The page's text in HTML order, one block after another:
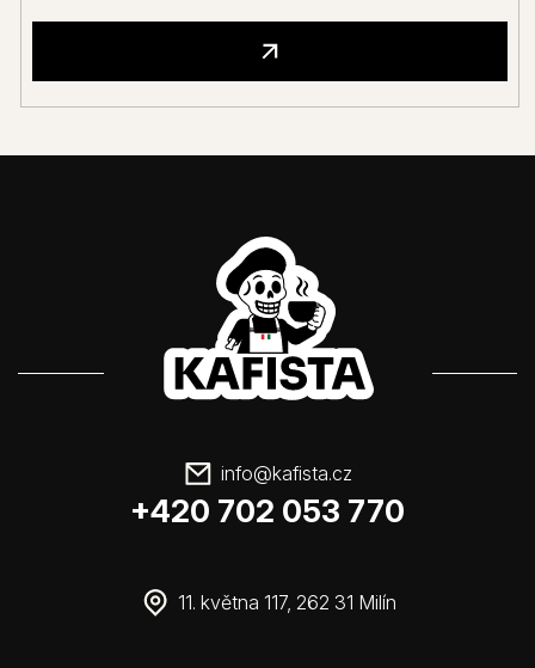
info@kafista.cz
+420 702 053 770
11. května 117, 262 31 Milín